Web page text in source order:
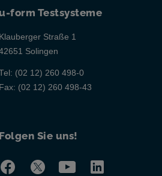
u-form Testsysteme
Klauberger Straße 1
Solingen
(02 12) 260 498-0
Fax: (02 12) 260 498-43
Folgen Sie uns!